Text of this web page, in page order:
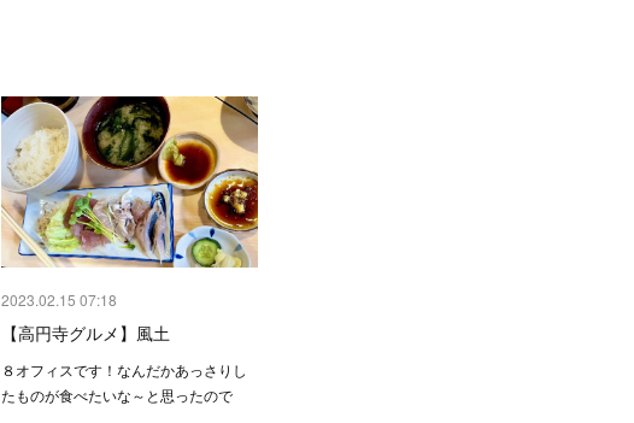
2023.02.15 07:18
【高円寺グルメ】風土
８オフィスです！なんだかあっさりし
たものが食べたいな～と思ったので